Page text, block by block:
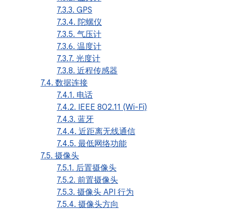
7.3.3. GPS
7.3.4. 陀螺仪
7.3.5. 气压计
7.3.6. 温度计
7.3.7. 光度计
7.3.8. 近程传感器
7.4. 数据连接
7.4.1. 电话
7.4.2. IEEE 802.11 (Wi-Fi)
7.4.3. 蓝牙
7.4.4. 近距离无线通信
7.4.5. 最低网络功能
7.5. 摄像头
7.5.1. 后置摄像头
7.5.2. 前置摄像头
7.5.3. 摄像头 API 行为
7.5.4. 摄像头方向